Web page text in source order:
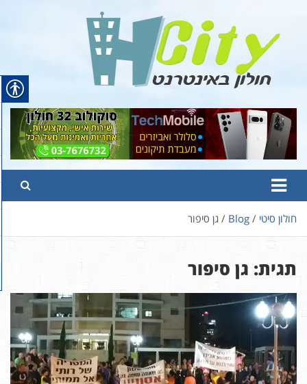
content
Hcity – חולון באינטרנט
פורטל החדשות והמידע של חולון
חולון סיטי Blog גן סיפור
תגית: גן סיפור